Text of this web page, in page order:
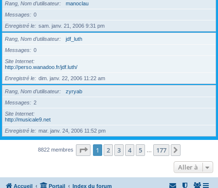
Rang, Nom d’utilisateur
manoclau
Messages
0
Enregistré le
sam. janv. 21, 2006 9:31 pm
Rang, Nom d’utilisateur
jdf_luth
Messages
0
Site Internet
http://perso.wanadoo.fr/jdf.luth/
Enregistré le
dim. janv. 22, 2006 11:22 am
Rang, Nom d’utilisateur
zyryab
Messages
2
Site Internet
http://musicale9.net
Enregistré le
mar. janv. 24, 2006 11:52 pm
8822 membres Page 1sur177
1 2 3 4 5 177
Aller à
Accueil Portail Index du forum